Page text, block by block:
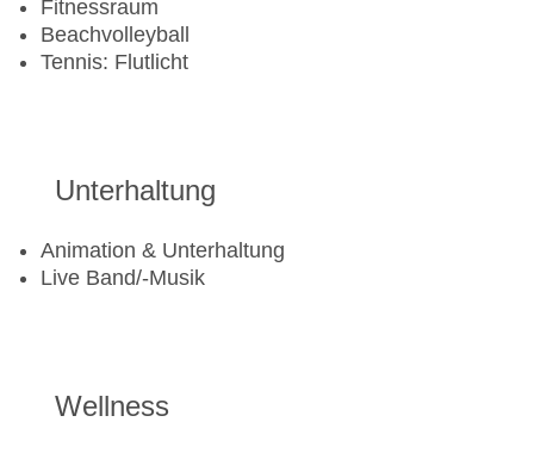
Fitnessraum
Beachvolleyball
Tennis: Flutlicht
Unterhaltung
Animation & Unterhaltung
Live Band/-Musik
Wellness